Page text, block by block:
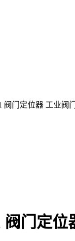
阀门定位器 工业阀
门定